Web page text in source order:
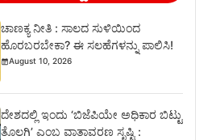
ಚಾಣಕ್ಯ ನೀತಿ : ಸಾಲದ ಸುಳಿಯಿಂದ
ಹೊರಬರಬೇಕಾ? ಈ ಸಲಹೆಗಳನ್ನು ಪಾಲಿಸಿ!
August 10, 2026
ದೇಶದಲ್ಲಿ ಇಂದು ‘ಬಿಜೆಪಿಯೇ ಅಧಿಕಾರ ಬಿಟ್ಟು
ತೊಲಗಿ’ ಎಂಬ ವಾತಾವರಣ ಸೃಷ್ಟಿ :